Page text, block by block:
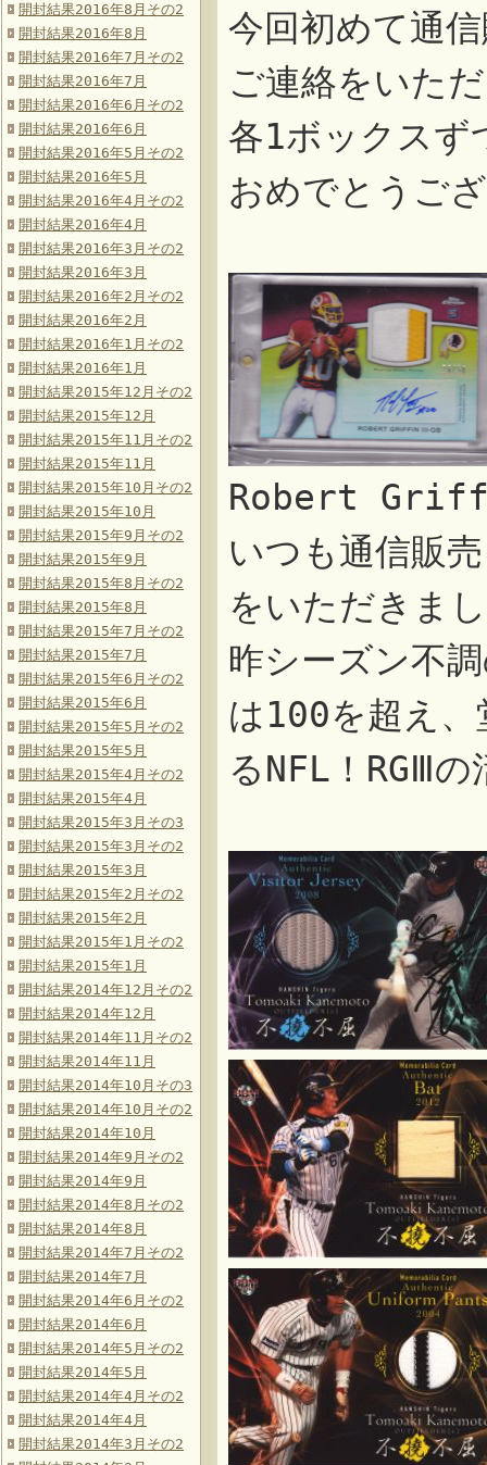
開封結果2016年8月その2
開封結果2016年8月
開封結果2016年7月その2
開封結果2016年7月
開封結果2016年6月その2
開封結果2016年6月
開封結果2016年5月その2
開封結果2016年5月
開封結果2016年4月その2
開封結果2016年4月
開封結果2016年3月その2
開封結果2016年3月
開封結果2016年2月その2
開封結果2016年2月
開封結果2016年1月その2
開封結果2016年1月
開封結果2015年12月その2
開封結果2015年12月
開封結果2015年11月その2
開封結果2015年11月
開封結果2015年10月その2
開封結果2015年10月
開封結果2015年9月その2
開封結果2015年9月
開封結果2015年8月その2
開封結果2015年8月
開封結果2015年7月その2
開封結果2015年7月
開封結果2015年6月その2
開封結果2015年6月
開封結果2015年5月その2
開封結果2015年5月
開封結果2015年4月その2
開封結果2015年4月
開封結果2015年3月その3
開封結果2015年3月その2
開封結果2015年3月
開封結果2015年2月その2
開封結果2015年2月
開封結果2015年1月その2
開封結果2015年1月
開封結果2014年12月その2
開封結果2014年12月
開封結果2014年11月その2
開封結果2014年11月
開封結果2014年10月その3
開封結果2014年10月その2
開封結果2014年10月
開封結果2014年9月その2
開封結果2014年9月
開封結果2014年8月その2
開封結果2014年8月
開封結果2014年7月その2
開封結果2014年7月
開封結果2014年6月その2
開封結果2014年6月
開封結果2014年5月その2
開封結果2014年5月
開封結果2014年4月その2
開封結果2014年4月
開封結果2014年3月その2
今回初めて通
ご連絡をいた
各1ボックスず
おめでとうご
Robert
いつも通信販
をいただきま
昨シーズン不
は100を超え
るNFL！RGⅢ